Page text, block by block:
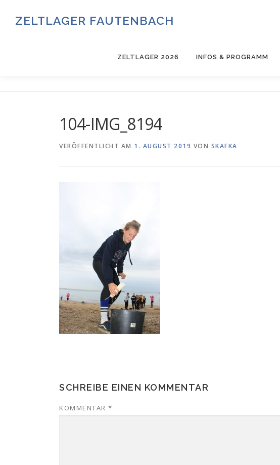
InhaltZELTLAGER FAUTENBACH
ZELTLAGER 2026 INFOS & PROGRAMM
104-IMG_8194
VERÖFFENTLICHT AM 1. AUGUST 2019 VON SKAFKA
SCHREIBE EINEN KOMMENTAR
KOMMENTAR *